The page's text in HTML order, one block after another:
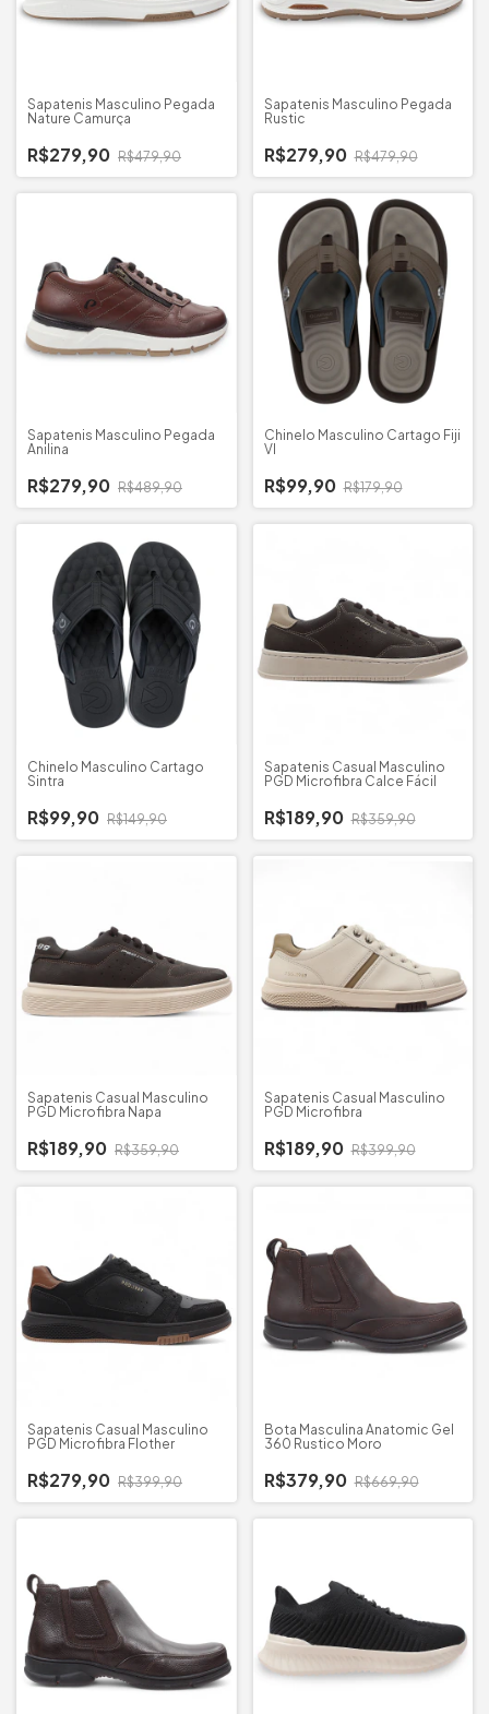
Sapatenis Masculino Pegada
Nature Camurça
R$279,90 R$479,90
Sapatenis Masculino Pegada
Rustic
R$279,90 R$479,90
Sapatenis Masculino Pegada
Anilina
R$279,90 R$489,90
Chinelo Masculino Cartago Fiji
VI
R$99,90 R$179,90
Chinelo Masculino Cartago
Sintra
R$99,90 R$149,90
Sapatenis Casual Masculino
PGD Microfibra Calce Fácil
R$189,90 R$359,90
Sapatenis Casual Masculino
PGD Microfibra Napa
R$189,90 R$359,90
Sapatenis Casual Masculino
PGD Microfibra
R$189,90 R$399,90
Sapatenis Casual Masculino
PGD Microfibra Flother
R$279,90 R$399,90
Bota Masculina Anatomic Gel
360 Rustico Moro
R$379,90 R$669,90